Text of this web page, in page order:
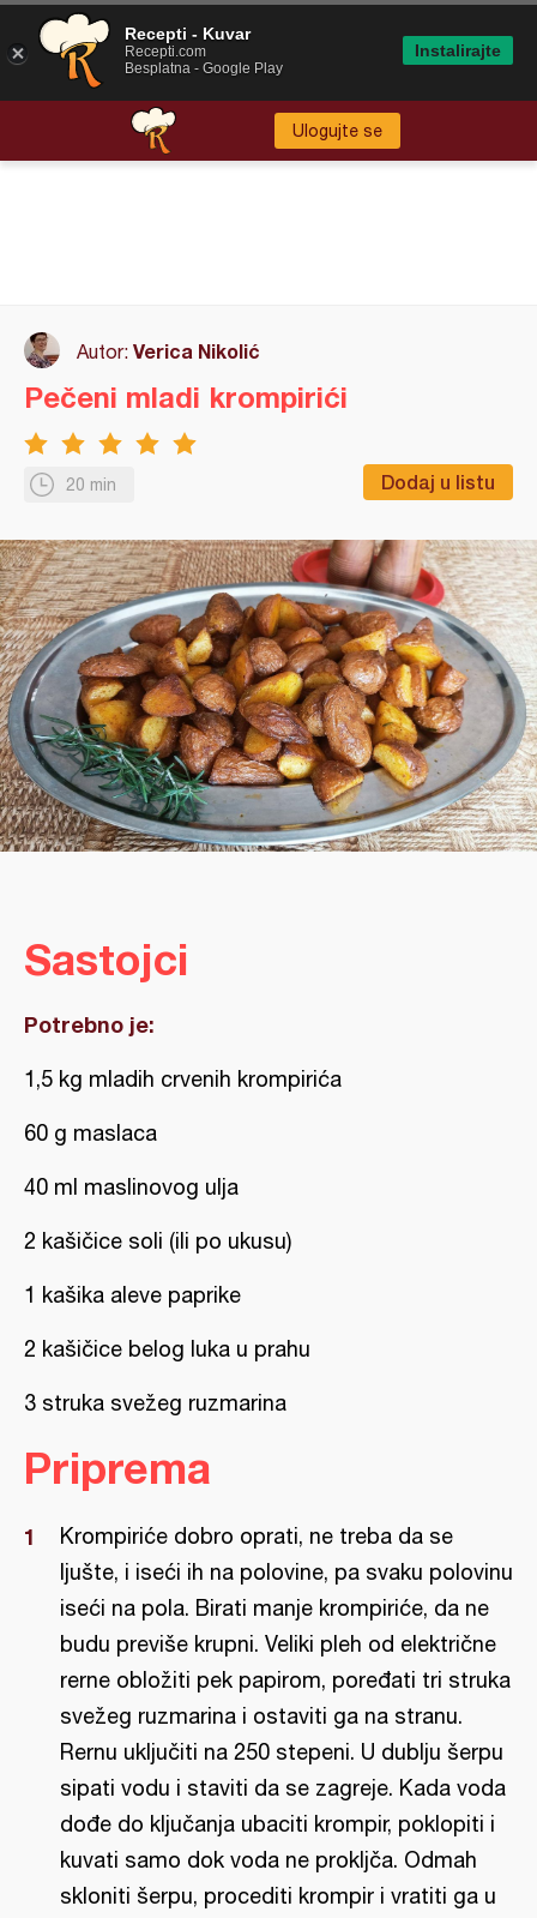
Ulogujte se
Autor: Verica Nikolić
20 min Dodaj u listu
Pečeni mladi krompirići
Sastojci
Potrebno je:
1,5 kg mladih crvenih krompirića
60 g maslaca
40 ml maslinovog ulja
2 kašičice soli (ili po ukusu)
1 kašika aleve paprike
2 kašičice belog luka u prahu
3 struka svežeg ruzmarina
Priprema
Krompiriće dobro oprati, ne treba da se
ljušte, i iseći ih na polovine, pa svaku polovinu
iseći na pola. Birati manje krompiriće, da ne
budu previše krupni. Veliki pleh od električne
rerne obložiti pek papirom, poređati tri struka
svežeg ruzmarina i ostaviti ga na stranu.
Rernu uključiti na 250 stepeni. U dublju šerpu
sipati vodu i staviti da se zagreje. Kada voda
dođe do ključanja ubaciti krompir, poklopiti i
kuvati samo dok voda ne prokljča. Odmah
skloniti šerpu, procediti krompir i vratiti ga u
Recepti - Kuvar
Recepti.com
Besplatna - Google Play
Instalirajte